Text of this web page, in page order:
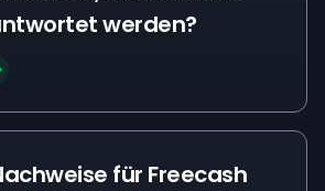
werden?
für Freecash